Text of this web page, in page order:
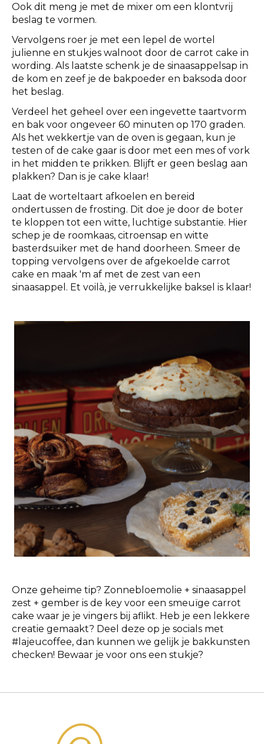
Ook dit meng je met de mixer om een klontvrij
beslag te vormen.
Vervolgens roer je met een lepel de wortel
julienne en stukjes walnoot door de carrot cake in
wording. Als laatste schenk je de sinaasappelsap in
de kom en zeef je de bakpoeder en baksoda door
het beslag.
Verdeel het geheel over een ingevette taartvorm
en bak voor ongeveer 60 minuten op 170 graden.
Als het wekkertje van de oven is gegaan, kun je
testen of de cake gaar is door met een mes of vork
in het midden te prikken. Blijft er geen beslag aan
plakken? Dan is je cake klaar!
Laat de worteltaart afkoelen en bereid
ondertussen de frosting. Dit doe je door de boter
te kloppen tot een witte, luchtige substantie. Hier
schep je de roomkaas, citroensap en witte
basterdsuiker met de hand doorheen. Smeer de
topping vervolgens over de afgekoelde carrot
cake en maak 'm af met de zest van een
sinaasappel. Et voilà, je verrukkelijke baksel is klaar!‌
Onze geheime tip? Zonnebloemolie + sinaasappel
zest + gember is de key voor een smeuïge carrot
cake waar je je vingers bij aflikt. Heb je een lekkere
creatie gemaakt? Deel deze op je socials met
#lajeucoffee, dan kunnen we gelijk je bakkunsten
checken! Bewaar je voor ons een stukje?